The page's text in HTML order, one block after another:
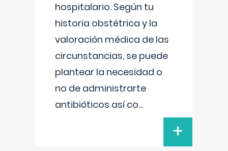
hospitalario. Según tu
historia obstétrica y la
valoración médica de las
circunstancias, se puede
plantear la necesidad o
no de administrarte
antibióticos así co...
+